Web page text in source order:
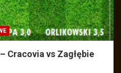
Cracovia vs Zagłębie